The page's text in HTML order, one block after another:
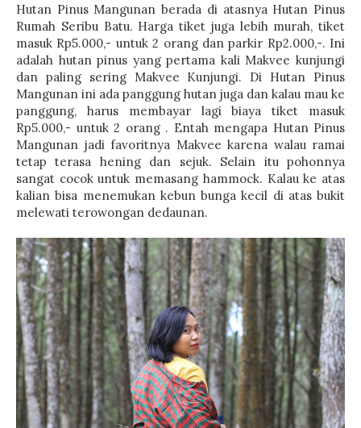
Hutan Pinus Mangunan berada di atasnya Hutan Pinus
Rumah Seribu Batu. Harga tiket juga lebih murah, tiket
masuk Rp5.000,- untuk 2 orang dan parkir Rp2.000,-. Ini
adalah hutan pinus yang pertama kali Makvee kunjungi
dan paling sering Makvee Kunjungi. Di Hutan Pinus
Mangunan ini ada panggung hutan juga dan kalau mau ke
panggung, harus membayar lagi biaya tiket masuk
Rp5.000,- untuk 2 orang . Entah mengapa Hutan Pinus
Mangunan jadi favoritnya Makvee karena walau ramai
tetap terasa hening dan sejuk. Selain itu pohonnya
sangat cocok untuk memasang hammock. Kalau ke atas
kalian bisa menemukan kebun bunga kecil di atas bukit
melewati terowongan dedaunan.